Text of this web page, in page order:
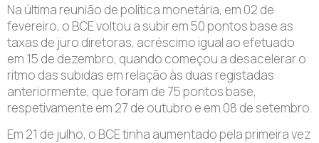
Na última reunião de política monetária, em 02 de
fevereiro, o BCE voltou a subir em 50 pontos base as
taxas de juro diretoras, acréscimo igual ao efetuado
em 15 de dezembro, quando começou a desacelerar o
ritmo das subidas em relação às duas registadas
anteriormente, que foram de 75 pontos base,
respetivamente em 27 de outubro e em 08 de setembro.
Em 21 de julho, o BCE tinha aumentado pela primeira vez